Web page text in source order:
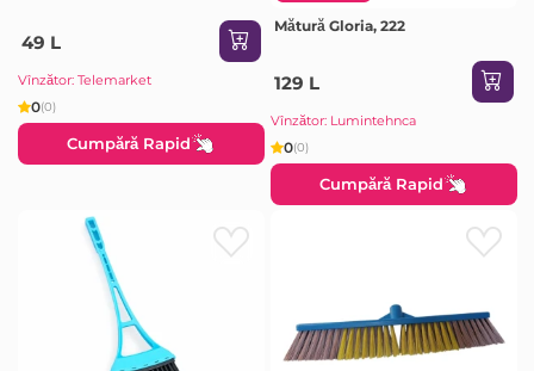
49 L
Vînzător: Telemarket
0(0)
Cumpără Rapid
Mătură Gloria, 222
129 L
Vînzător: Lumintehnca
0(0)
Cumpără Rapid